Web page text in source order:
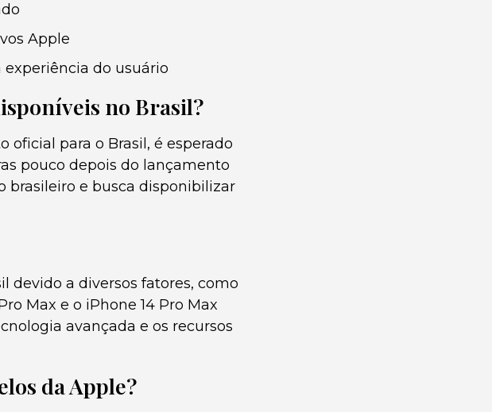
Apple
experiência do usuário
no Brasil?
para o Brasil, é esperado
pouco depois do lançamento
brasileiro e busca disponibilizar
devido a diversos fatores, como
Max e o iPhone 14 Pro Max
avançada e os recursos
da Apple?